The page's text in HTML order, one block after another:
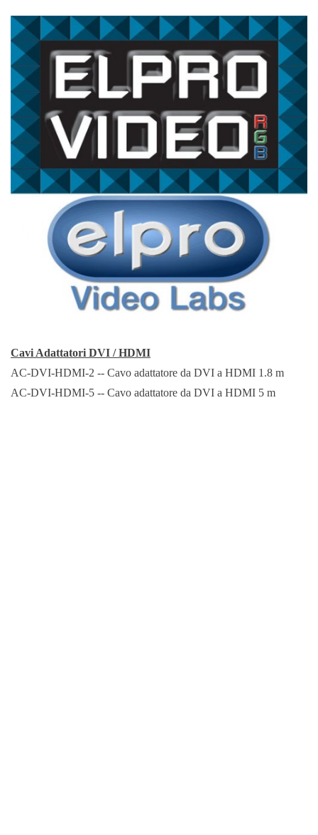
Cavi Adattatori DVI / HDMI
AC-DVI-HDMI-2 -- Cavo adattatore da DVI a HDMI 1.8 m
AC-DVI-HDMI-5 -- Cavo adattatore da DVI a HDMI 5 m